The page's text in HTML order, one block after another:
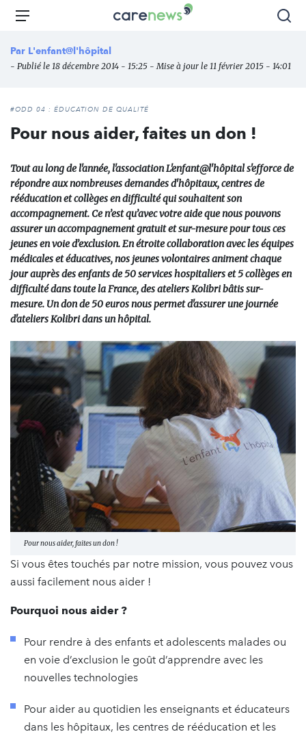
Aller
principal
Carenews,
des
l'engagement
Menu
Par L'enfant@l'hôpital
- Publié le 18 décembre 2014 - 15:25 - Mise à jour le 11 février 2015 - 14:01
#ODD 04 : ÉDUCATION DE QUALITÉ
Pour nous aider, faites un don !
Tout au long de l'année, l'association L'enfant@l'hôpital s'efforce de
répondre aux nombreuses demandes d'hôpitaux, centres de
rééducation et collèges en difficulté qui souhaitent son
accompagnement. Ce n’est qu’avec votre aide que nous pouvons
assurer un accompagnement gratuit et sur-mesure pour tous ces
jeunes en voie d’exclusion. En étroite collaboration avec les équipes
médicales et éducatives, nos jeunes volontaires animent chaque
jour auprès des enfants de 50 services hospitaliers et 5 collèges en
difficulté dans toute la France, des ateliers Kolibri bâtis sur-
mesure. Un don de 50 euros nous permet d'assurer une journée
d'ateliers Kolibri dans un hôpital.
Pour nous aider, faites un don !
Si vous êtes touchés par notre mission, vous pouvez vous
aussi facilement nous aider !
Pourquoi nous aider ?
Pour rendre à des enfants et adolescents malades ou
en voie d’exclusion le goût d’apprendre avec les
nouvelles technologies
Pour aider au quotidien les enseignants et éducateurs
dans les hôpitaux, les centres de rééducation et les